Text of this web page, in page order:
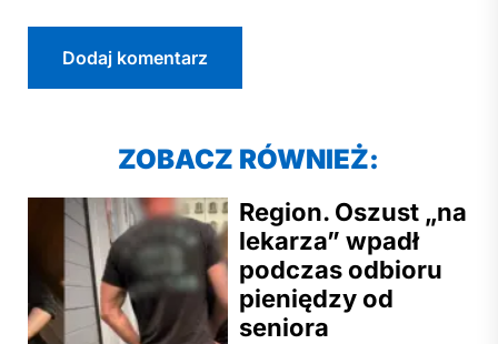
ZOBACZ RÓWNIEŻ:
Region. Oszust „na
lekarza” wpadł
podczas odbioru
pieniędzy od
seniora